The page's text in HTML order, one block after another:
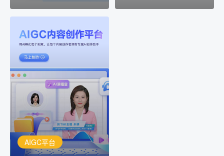
AIGC平台
AIGC平台
用AI孵化每个创意
讯飞AIGC平台：让每个创
作者都拥有自己的专注AI
创作助手